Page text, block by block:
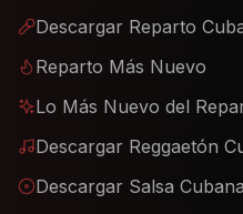
Descargar Reparto
Reparto Más Nuevo
Lo Más Nuevo del
Descargar Reggaetón
Descargar Salsa Cubana